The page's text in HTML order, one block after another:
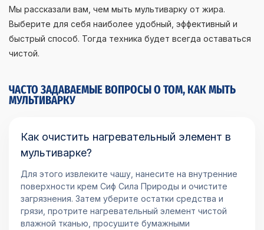
Мы рассказали вам, чем мыть мультиварку от жира.
Выберите для себя наиболее удобный, эффективный и
быстрый способ. Тогда техника будет всегда оставаться
чистой.
ЧАСТО ЗАДАВАЕМЫЕ ВОПРОСЫ О ТОМ, КАК МЫТЬ
МУЛЬТИВАРКУ
Как очистить нагревательный элемент в
мультиварке?
Для этого извлеките чашу, нанесите на внутренние
поверхности крем Сиф Сила Природы и очистите
загрязнения. Затем уберите остатки средства и
грязи, протрите нагревательный элемент чистой
влажной тканью, просушите бумажными